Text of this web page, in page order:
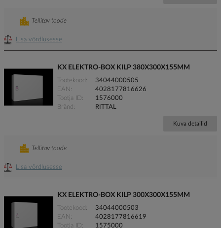
Lisa võrdlusesse
Tellitav toode
KX ELEKTRO-BOX KILP 380X300X155MM
Tootekood
34044000505
EAN
4028177816626
Tootja ID
1576000
Bränd
RITTAL
Kuva detailid
Lisa võrdlusesse
Tellitav toode
KX ELEKTRO-BOX KILP 300X300X155MM
Tootekood
34044000503
EAN
4028177816619
Tootja ID
1575000